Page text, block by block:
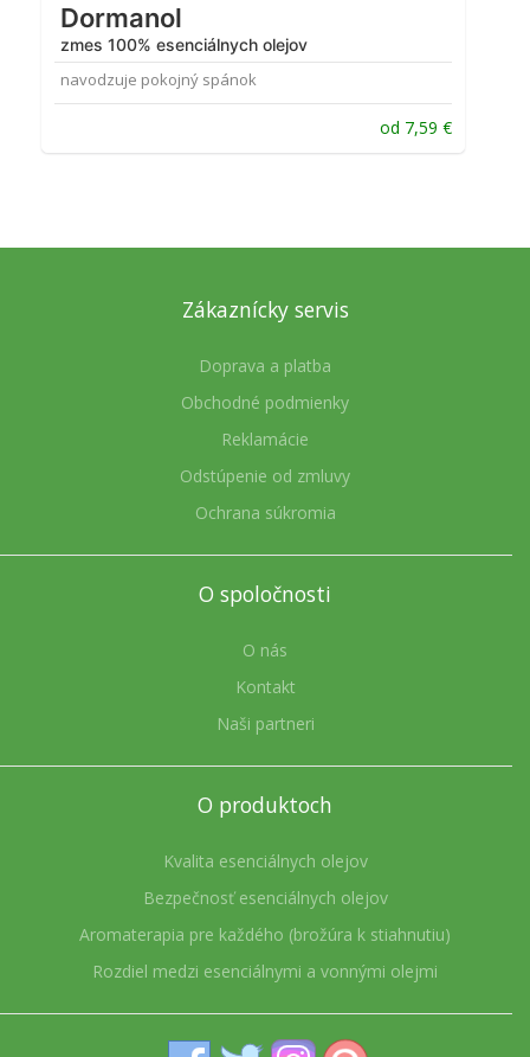
Dormanol
zmes 100% esenciálnych olejov
navodzuje pokojný spánok
od 7,59 €
Zákaznícky servis
Doprava a platba
Obchodné podmienky
Reklamácie
Odstúpenie od zmluvy
Ochrana súkromia
O spoločnosti
O nás
Kontakt
Naši partneri
O produktoch
Kvalita esenciálnych olejov
Bezpečnosť esenciálnych olejov
Aromaterapia pre každého (brožúra k stiahnutiu)
Rozdiel medzi esenciálnymi a vonnými olejmi